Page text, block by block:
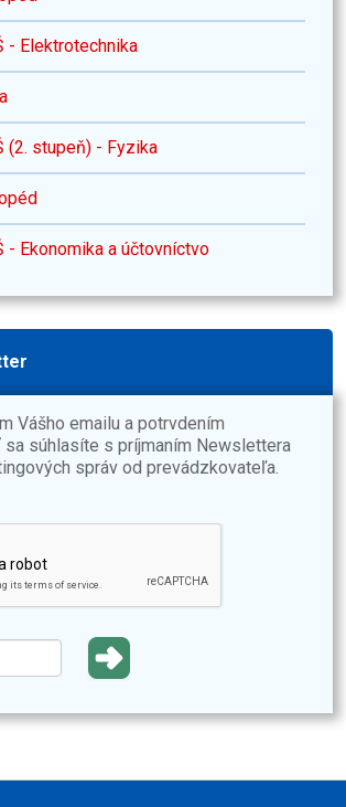
- Elektrotechnika
(2. stupeň) - Fyzika
- Ekonomika a účtovníctvo
Vášho emailu a potrvdením
sa súhlasíte s príjmaním Newslettera
správ od prevádzkovateľa.